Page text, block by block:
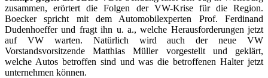
zusammen, erörtert die Folgen der VW-Krise für die Region.
Boecker spricht mit dem Automobilexperten Prof. Ferdinand
Dudenhoeffer und fragt ihn u. a., welche Herausforderungen jetzt
auf VW warten. Natürlich wird auch der neue VW
Vorstandsvorsitzende Matthias Müller vorgestellt und geklärt,
welche Autos betroffen sind und was die betroffenen Halter jetzt
unternehmen können.